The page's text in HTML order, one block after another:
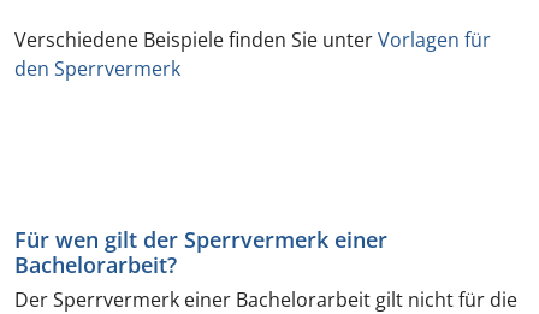
Verschiedene Beispiele finden Sie unterVorlagen für
den Sperrvermerk
Für wen gilt der Sperrvermerk einer
Bachelorarbeit?
Der Sperrvermerk einer Bachelorarbeit gilt nicht für die